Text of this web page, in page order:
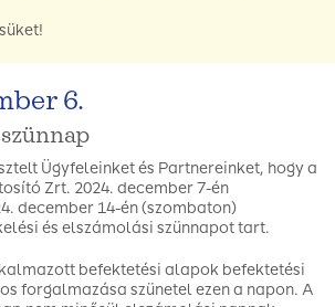
6.
Ügyfeleinket és Partnereinket, hogy a
Zrt. 2024. december 7-én
december 14-én (szombaton)
és elszámolási szünnapot tart.
befektetési alapok befektetési
forgalmazása szünetel ezen a napon. A